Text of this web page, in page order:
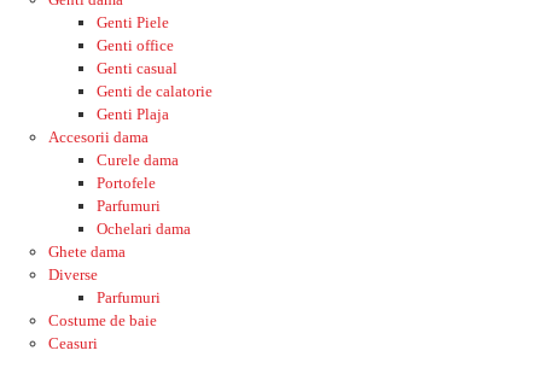
Genti Piele
Genti office
Genti casual
Genti de calatorie
Genti Plaja
Accesorii dama
Curele dama
Portofele
Parfumuri
Ochelari dama
Ghete dama
Diverse
Parfumuri
Costume de baie
Ceasuri